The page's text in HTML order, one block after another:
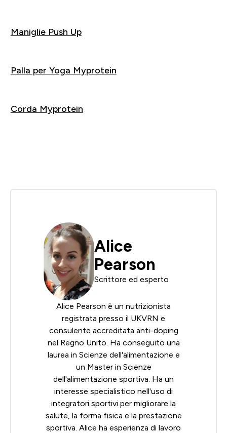
Maniglie Push Up
Palla per Yoga Myprotein
Corda Myprotein
Alice
Pearson
Scrittore ed esperto
Alice Pearson è un nutrizionista
registrata presso il UKVRN e
consulente accreditata anti-doping
nel Regno Unito. Ha conseguito una
laurea in Scienze dell'alimentazione e
un Master in Scienze
dell'alimentazione sportiva. Ha un
interesse specialistico nell'uso di
integratori sportivi per migliorare la
salute, la forma fisica e la prestazione
sportiva. Alice ha esperienza di lavoro